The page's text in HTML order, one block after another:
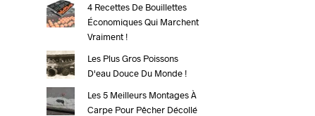
4 Recettes De Bouillettes
Économiques Qui Marchent
Vraiment !
Les Plus Gros Poissons
D'eau Douce Du Monde !
Les 5 Meilleurs Montages À
Carpe Pour Pêcher Décollé